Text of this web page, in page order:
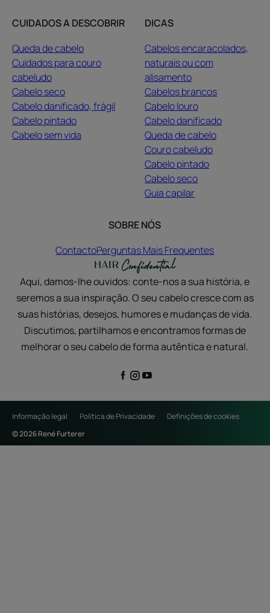
CUIDADOS A DESCOBRIR
Queda de cabelo
Cuidados para couro
cabeludo
Cabelo seco
Cabelo danificado, frágil
Cabelo pintado
Cabelo sem vida
DICAS
Cabelos encaracolados,
naturais ou com
alisamento
Cabelos brancos
Cabelo louro
Cabelo danificado
Queda de cabelo
Couro cabeludo
Cabelo pintado
Cabelo seco
Guia capilar
SOBRE NÓS
ContactoPerguntas Mais Frequentes
Aqui, damos-lhe ouvidos: conte-nos a sua história, e
seremos a sua inspiração. O seu cabelo cresce com as
suas histórias, desejos, humores e mudanças de vida.
Discutimos, partilhamos e encontramos formas de
melhorar o seu cabelo de forma autêntica e natural.
Informação legal Política de Privacidade
Definições de cookies
© 2026 René Furterer